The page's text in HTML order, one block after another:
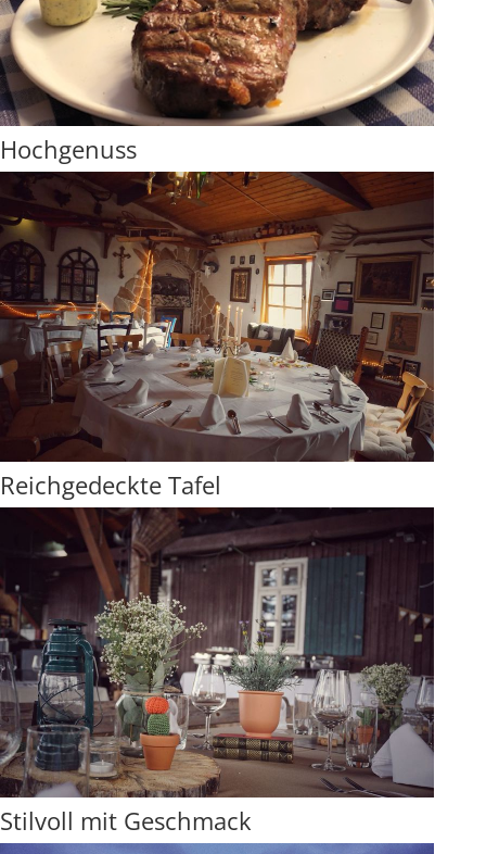
Hochgenuss
Reichgedeckte Tafel
Stilvoll mit Geschmack